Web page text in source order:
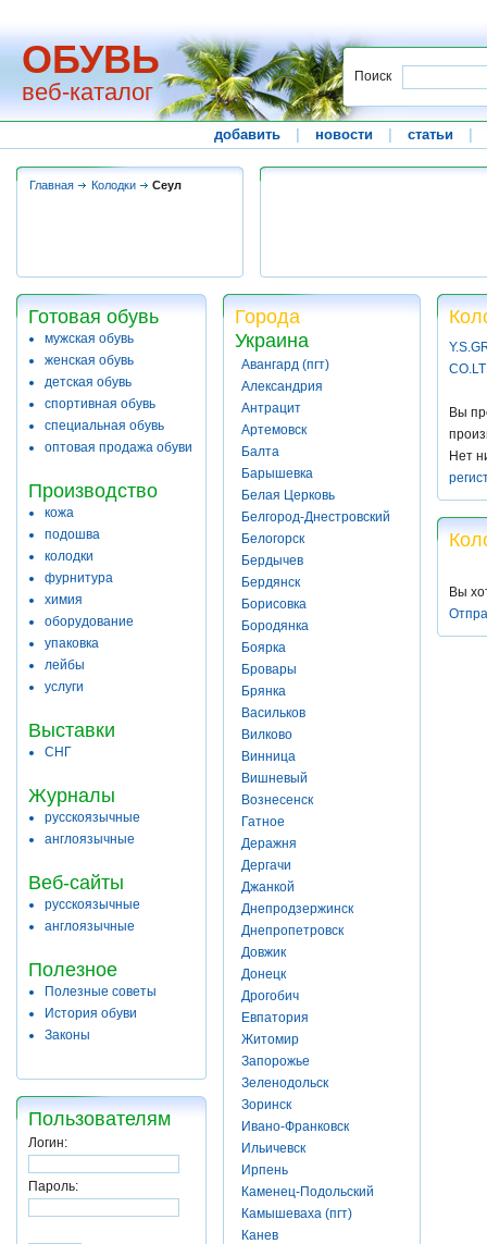
ОБУВЬ
веб-каталог
Поиск
добавить новости статьи
Главная Колодки Сеул
Готовая обувь
мужская обувь
женская обувь
детская обувь
спортивная обувь
специальная обувь
оптовая продажа обуви
Производство
кожа
подошва
колодки
фурнитура
химия
оборудование
упаковка
лейбы
услуги
Выставки
СНГ
Журналы
русскоязычные
англоязычные
Веб-сайты
русскоязычные
англоязычные
Полезное
Полезные советы
История обуви
Законы
Пользователям
Логин:
Пароль:
Города
Украина
Авангард (пгт)
Александрия
Антрацит
Артемовск
Балта
Барышевка
Белая Церковь
Белгород-Днестровский
Белогорск
Бердычев
Бердянск
Борисовка
Бородянка
Боярка
Бровары
Брянка
Васильков
Вилково
Винница
Вишневый
Вознесенск
Гатное
Деражня
Дергачи
Джанкой
Днепродзержинск
Днепропетровск
Довжик
Донецк
Дрогобич
Евпатория
Житомир
Запорожье
Зеленодольск
Зоринск
Ивано-Франковск
Ильичевск
Ирпень
Каменец-Подольский
Камышеваха (пгт)
Канев
Вы
Нет
Вы